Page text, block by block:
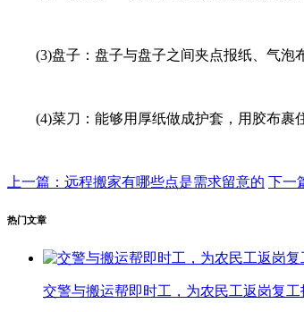
(3)盘子：盘子与盘子之间夹点报纸、气泡布
(4)菜刀：能够用厚纸做成护套，用胶布裹住
上一篇：远程搬家有哪些点是需求留意的 下一
热门文章
交警与搬运帮即时工，为农民工返岗复工